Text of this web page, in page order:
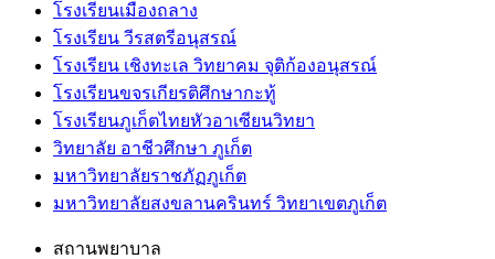
โรงเรียนเมืองถลาง
โรงเรียน วีรสตรีอนุสรณ์
โรงเรียน เชิงทะเล วิทยาคม จุติก้องอนุสรณ์
โรงเรียนขจรเกียรติศึกษากะทู้
โรงเรียนภูเก็ตไทยหัวอาเซียนวิทยา
วิทยาลัย อาชีวศึกษา ภูเก็ต
มหาวิทยาลัยราชภัฏภูเก็ต
มหาวิทยาลัยสงขลานครินทร์ วิทยาเขตภูเก็ต
สถานพยาบาล